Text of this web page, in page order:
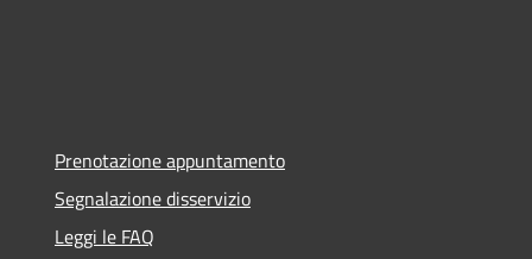
Prenotazione appuntamento
Segnalazione disservizio
Leggi le FAQ